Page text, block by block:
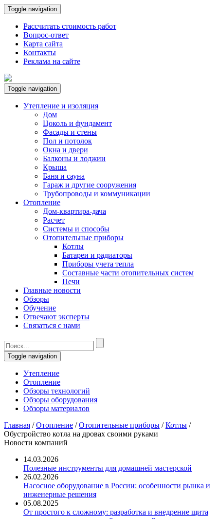
Toggle navigation
Рассчитать стоимость работ
Вопрос-ответ
Карта сайта
Контакты
Реклама на сайте
Toggle navigation
Утепление и изоляция
Дом
Цоколь и фундамент
Фасады и стены
Пол и потолок
Окна и двери
Балконы и лоджии
Крыша
Баня и сауна
Гараж и другие сооружения
Трубопроводы и коммуникации
Отопление
Дом-квартира-дача
Расчет
Системы и способы
Отопительные приборы
Котлы
Батареи и радиаторы
Приборы учета тепла
Составные части отопительных систем
Печи
Главные новости
Обзоры
Обучение
Отвечают эксперты
Связаться с нами
Toggle navigation
Утепление
Отопление
Обзоры технологий
Обзоры оборудования
Обзоры материалов
Главная /Отопление /Отопительные приборы /Котлы /
Обустройство котла на дровах своими руками
Новости компаний
14.03.2026
Полезные инструменты для домашней мастерской
26.02.2026
Насосное оборудование в России: особенности рынка и
инженерные решения
05.08.2025
От простого к сложному: разработка и внедрение щита